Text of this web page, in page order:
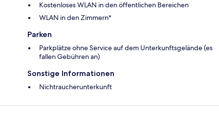
Kostenloses WLAN in den öffentlichen Bereichen
WLAN in den Zimmern*
Parken
Parkplätze ohne Service auf dem Unterkunftsgelände (es
fallen Gebühren an)
Sonstige Informationen
Nichtraucherunterkunft